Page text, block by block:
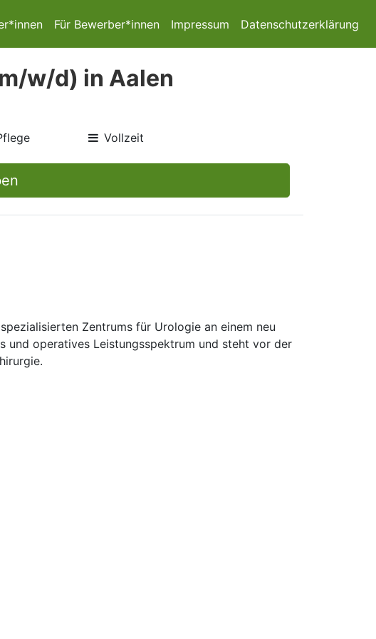
Für Bewerber*innen Impressum Datenschutzerklärung
w/d) in Aalen
Vollzeit
Zentrums für Urologie an einem neu
und operatives Leistungsspektrum und steht vor der